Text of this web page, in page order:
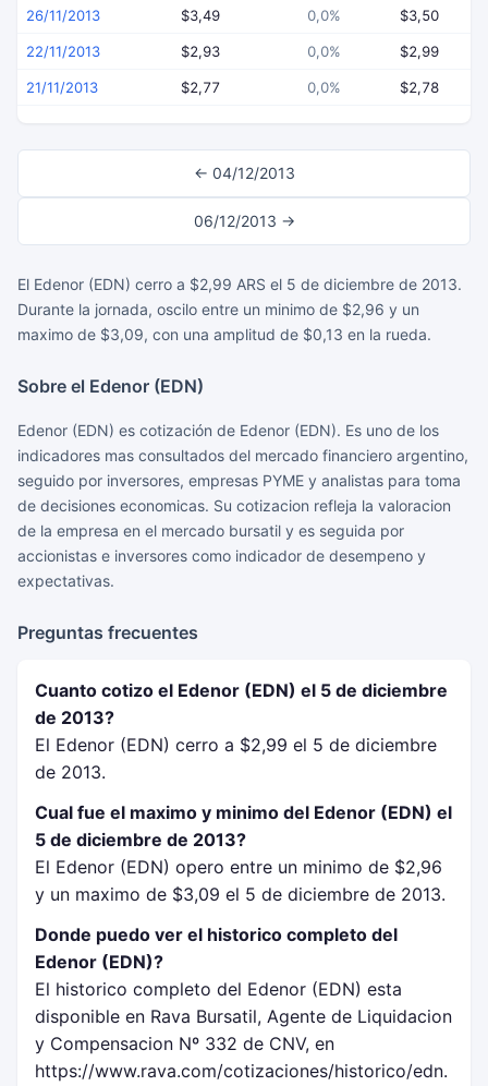
26/11/2013 $3,49 0,0% $3,50
22/11/2013 $2,93 0,0% $2,99
21/11/2013 $2,77 0,0% $2,78
← 04/12/2013
06/12/2013 →
El Edenor (EDN) cerro a $2,99 ARS el 5 de diciembre de 2013.
Durante la jornada, oscilo entre un minimo de $2,96 y un
maximo de $3,09, con una amplitud de $0,13 en la rueda.
Sobre el Edenor (EDN)
Edenor (EDN) es cotización de Edenor (EDN). Es uno de los
indicadores mas consultados del mercado financiero argentino,
seguido por inversores, empresas PYME y analistas para toma
de decisiones economicas. Su cotizacion refleja la valoracion
de la empresa en el mercado bursatil y es seguida por
accionistas e inversores como indicador de desempeno y
expectativas.
Preguntas frecuentes
Cuanto cotizo el Edenor (EDN) el 5 de diciembre
de 2013?
El Edenor (EDN) cerro a $2,99 el 5 de diciembre
de 2013.
Cual fue el maximo y minimo del Edenor (EDN) el
5 de diciembre de 2013?
El Edenor (EDN) opero entre un minimo de $2,96
y un maximo de $3,09 el 5 de diciembre de 2013.
Donde puedo ver el historico completo del
Edenor (EDN)?
El historico completo del Edenor (EDN) esta
disponible en Rava Bursatil, Agente de Liquidacion
y Compensacion Nº 332 de CNV, en
https://www.rava.com/cotizaciones/historico/edn.